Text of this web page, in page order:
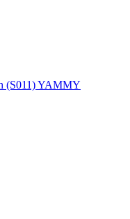
(S011) YAMMY